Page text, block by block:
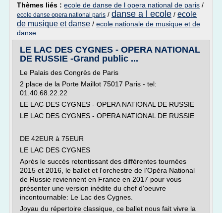
Thèmes liés : ecole de danse de l opera national de paris /
ecole danse opera national paris / danse a l ecole / ecole
de musique et danse / ecole nationale de musique et de
danse
LE LAC DES CYGNES - OPERA NATIONAL
DE RUSSIE -Grand public ...
Le Palais des Congrès de Paris
2 place de la Porte Maillot 75017 Paris - tel:
01.40.68.22.22
LE LAC DES CYGNES - OPERA NATIONAL DE RUSSIE
LE LAC DES CYGNES - OPERA NATIONAL DE RUSSIE
DE 42EUR à 75EUR
LE LAC DES CYGNES
Après le succès retentissant des différentes tournées
2015 et 2016, le ballet et l'orchestre de l'Opéra National
de Russie reviennent en France en 2017 pour vous
présenter une version inédite du chef d'oeuvre
incontournable: Le Lac des Cygnes.
Joyau du répertoire classique, ce ballet nous fait vivre la